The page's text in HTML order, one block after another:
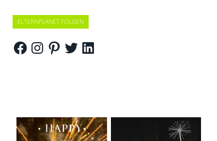
ELTERNPLANET FOLGEN
FacebookInstagramPinterestTwitterLinkedIn